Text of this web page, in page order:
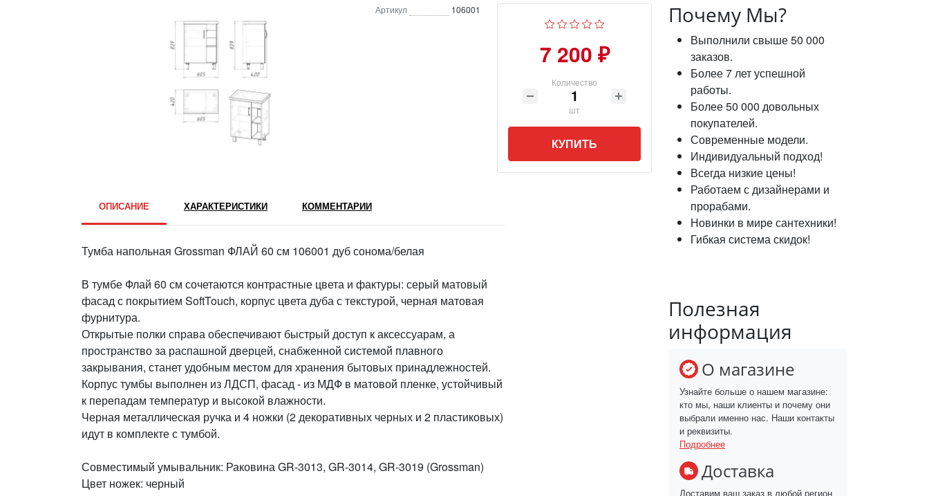
Артикул 106001
7 200 ₽
Количество
шт
КУПИТЬ
ОПИСАНИЕ ХАРАКТЕРИСТИКИ КОММЕНТАРИИ
Тумба напольная Grossman ФЛАЙ 60 см 106001 дуб сонома/белая
В тумбе Флай 60 см сочетаются контрастные цвета и фактуры: серый матовый
фасад с покрытием SoftTouch, корпус цвета дуба с текстурой, черная матовая
фурнитура.
Открытые полки справа обеспечивают быстрый доступ к аксессуарам, а
пространство за распашной дверцей, снабженной системой плавного
закрывания, станет удобным местом для хранения бытовых принадлежностей.
Корпус тумбы выполнен из ЛДСП, фасад - из МДФ в матовой пленке, устойчивый
к перепадам температур и высокой влажности.
Черная металлическая ручка и 4 ножки (2 декоративных черных и 2 пластиковых)
идут в комплекте с тумбой.
Совместимый умывальник: Раковина GR-3013, GR-3014, GR-3019 (Grossman)
Цвет ножек: черный
Почему Мы?
Выполнили свыше 50 000
заказов.
Более 7 лет успешной
работы.
Более 50 000 довольных
покупателей.
Современные модели.
Индивидуальный подход!
Всегда низкие цены!
Работаем с дизайнерами и
прорабами.
Новинки в мире сантехники!
Гибкая система скидок!
Полезная
информация
О магазине
Узнайте больше о нашем магазине:
кто мы, наши клиенты и почему они
выбрали именно нас. Наши контакты
и реквизиты.
Подробнее
Доставка
Доставим ваш заказ в любой регион